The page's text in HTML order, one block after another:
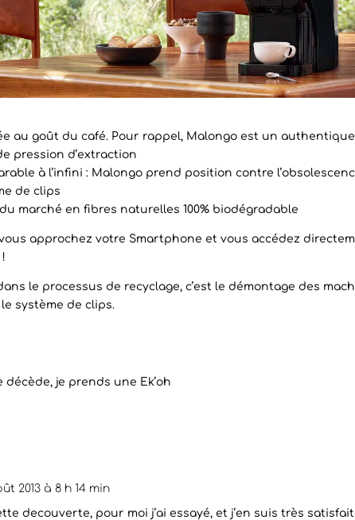
au goût du café. Pour rappel, Malongo est un
pression d’extraction
à l’infini : Malongo prend position contre
de clips
marché en fibres naturelles 100% biodégradable
approchez votre Smartphone et vous accédez
le processus de recyclage, c’est le démontage des
système de clips.
je prends une Ek’oh
2013 à 8 h 14 min
decouverte, pour moi j’ai essayé, et j’en suis très